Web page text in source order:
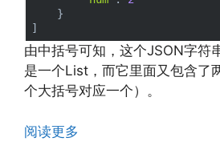
}
由中括号可知，这个JSON字符
是一个List，而它里面又包含了
个大括号对应一个）。
阅读更多